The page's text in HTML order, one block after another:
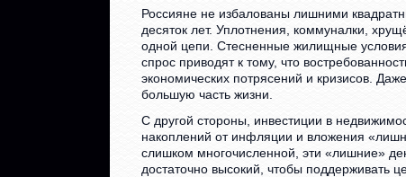
Россияне не избалованы лишними
десяток лет. Уплотнения, коммуналки,
одной цепи. Стесненные жилищные
спрос приводят к тому, что
экономических потрясений и кризисов.
большую часть жизни.
С другой стороны, инвестиции в
накоплений от инфляции и вложения
слишком многочисленной, эти «лишние»
достаточно высокий, чтобы поддерживать